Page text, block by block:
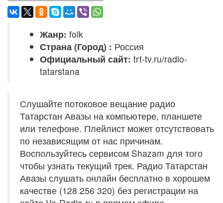
Жанр: folk
Страна (Город) : Россия
Официальный сайт: trt-tv.ru/radio-
tatarstana
Слушайте потоковое вещание радио
Татарстан Авазы на компьютере, планшете
или телефоне. Плейлист может отсутствовать
по независящим от нас причинам.
Воспользуйтесь сервисом Shazam для того
чтобы узнать текущий трек. Радио Татарстан
Авазы слушать онлайн бесплатно в хорошем
качестве (128 256 320) без регистрации на